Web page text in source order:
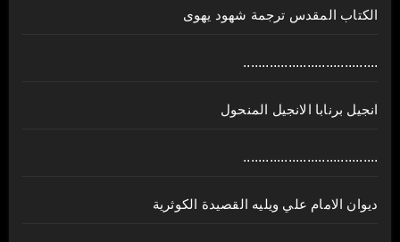
الكتاب المقدس ترجمة شهود يهوى
....................................
انجيل برنابا الانجيل المنحول
....................................
ديوان الامام علي ويليه القصيدة الكوثرية